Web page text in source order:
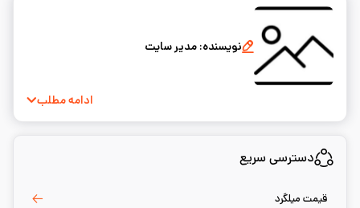
نویسنده: مدیر سایت
ادامه مطلب
دسترسی سریع
قیمت میلگرد